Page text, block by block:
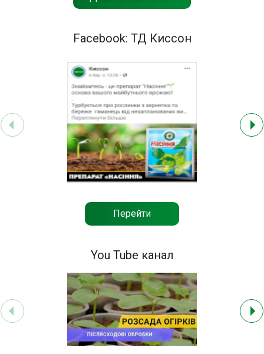
Facebook: ТД Киссон
Перейти
You Tube канал